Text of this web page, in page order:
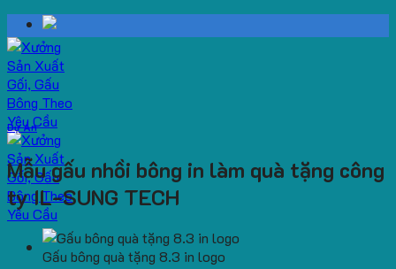
Skip
to
content
Dự Án
Mẫu gấu nhồi bông in làm quà tặng công
ty IL-SUNG TECH
Gấu bông quà tặng 8.3 in logo